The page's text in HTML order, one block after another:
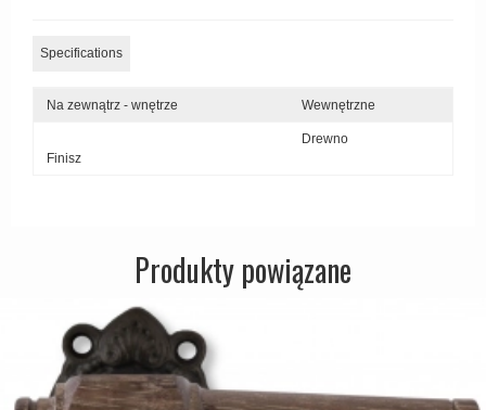
Specifications
Na zewnątrz - wnętrze Wewnętrzne
Finisz
Drewno
Produkty powiązane